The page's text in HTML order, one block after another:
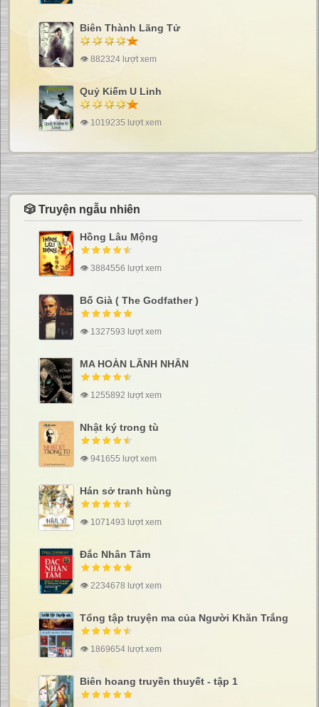
Biên Thành Lãng Tử
👁 882324 lượt xem
Quỷ Kiếm U Linh
👁 1019235 lượt xem
🎲 Truyện ngẫu nhiên
Hồng Lâu Mộng
👁 3884556 lượt xem
Bố Già ( The Godfather )
👁 1327593 lượt xem
MA HOÀN LÃNH NHÂN
👁 1255892 lượt xem
Nhật ký trong tù
👁 941655 lượt xem
Hán sở tranh hùng
👁 1071493 lượt xem
Đắc Nhân Tâm
👁 2234678 lượt xem
Tổng tập truyện ma của Người Khăn Trắng
👁 1869654 lượt xem
Biên hoang truyền thuyết - tập 1